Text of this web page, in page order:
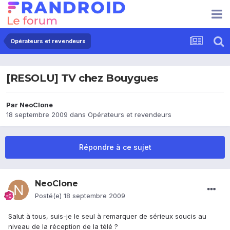
Opérateurs et revendeurs
[RESOLU] TV chez Bouygues
Par NeoClone
18 septembre 2009 dans Opérateurs et revendeurs
Répondre à ce sujet
NeoClone
Posté(e) 18 septembre 2009
Salut à tous, suis-je le seul à remarquer de sérieux soucis au
niveau de la réception de la télé ?